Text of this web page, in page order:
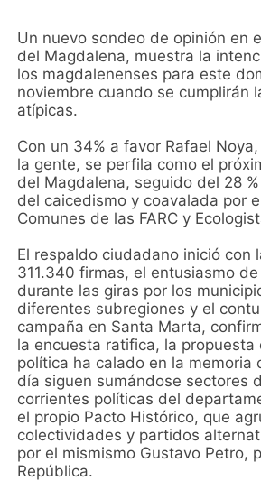
Un nuevo sondeo de opinión en
del Magdalena, muestra la
los magdalenenses para este
noviembre cuando se cumplirán
atípicas.
Con un 34% a favor Rafael
la gente, se perfila como el
del Magdalena, seguido del 28
del caicedismo y coavalada por
Comunes de las FARC y
El respaldo ciudadano inició con
311.340 firmas, el entusiasmo
durante las giras por los
diferentes subregiones y el
campaña en Santa Marta,
la encuesta ratifica, la
política ha calado en la memoria
día siguen sumándose sectores
corrientes políticas del
el propio Pacto Histórico, que
colectividades y partidos
por el mismismo Gustavo Petro,
República.